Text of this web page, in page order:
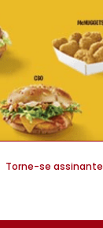
Torne-se assinante